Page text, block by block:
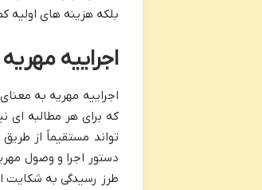
بلکه هزینه های اولیه
اجراییه
اجراییه مهریه به
که برای هر مطالبه ای
تواند مستقیماً از
طرز رسیدگی به شکایت